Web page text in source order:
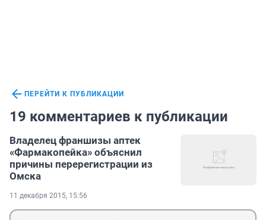
ПЕРЕЙТИ К ПУБЛИКАЦИИ
19 комментариев к публикации
Владелец франшизы аптек
«Фармакопейка» объяснил
причины перерегистрации из
Омска
11 декабря 2015, 15:56